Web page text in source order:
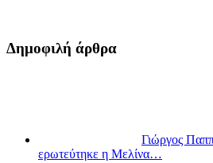
Δημοφιλή άρθρα
Γιώργος
ερωτεύτηκε η Μελίνα…